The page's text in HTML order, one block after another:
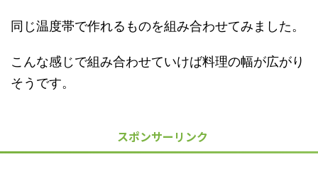
同じ温度帯で作れるものを組み合わせてみました。
こんな感じで組み合わせていけば料理の幅が広がり
そうです。
スポンサーリンク